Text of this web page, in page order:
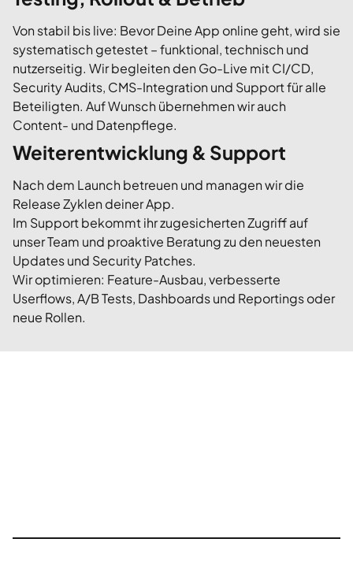
Von stabil bis live: Bevor Deine App online geht, wird sie
systematisch getestet – funktional, technisch und
nutzerseitig. Wir begleiten den Go-Live mit CI/CD,
Security Audits, CMS-Integration und Support für alle
Beteiligten. Auf Wunsch übernehmen wir auch
Content- und Datenpflege.
Weiterentwicklung & Support
Nach dem Launch betreuen und managen wir die
Release Zyklen deiner App.
Im Support bekommt ihr zugesicherten Zugriff auf
unser Team und proaktive Beratung zu den neuesten
Updates und Security Patches.
Wir optimieren: Feature-Ausbau, verbesserte
Userflows, A/B Tests, Dashboards und Reportings oder
neue Rollen.